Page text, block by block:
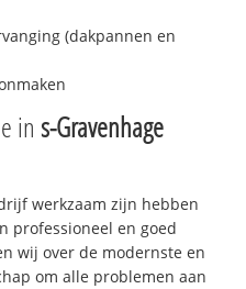
(dakpannen en
in s-Gravenhage
werkzaam zijn hebben
professioneel en goed
wij over de modernste en
om alle problemen aan